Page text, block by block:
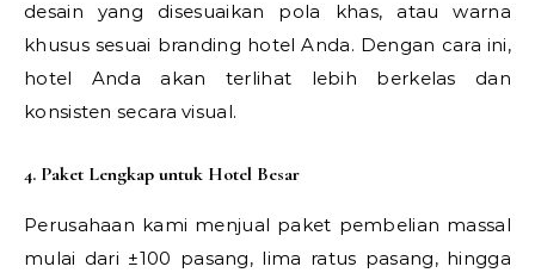
desain yang disesuaikan pola khas, atau warna
khusus sesuai branding hotel Anda. Dengan cara ini,
hotel Anda akan terlihat lebih berkelas dan
konsisten secara visual.
4. Paket Lengkap untuk Hotel Besar
Perusahaan kami menjual paket pembelian massal
mulai dari ±100 pasang, lima ratus pasang, hingga